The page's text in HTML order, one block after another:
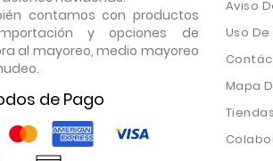
contamos con productos
y opciones de
al mayoreo, medio mayoreo
de Pago
Aviso
Uso
Mapa
Tiendas